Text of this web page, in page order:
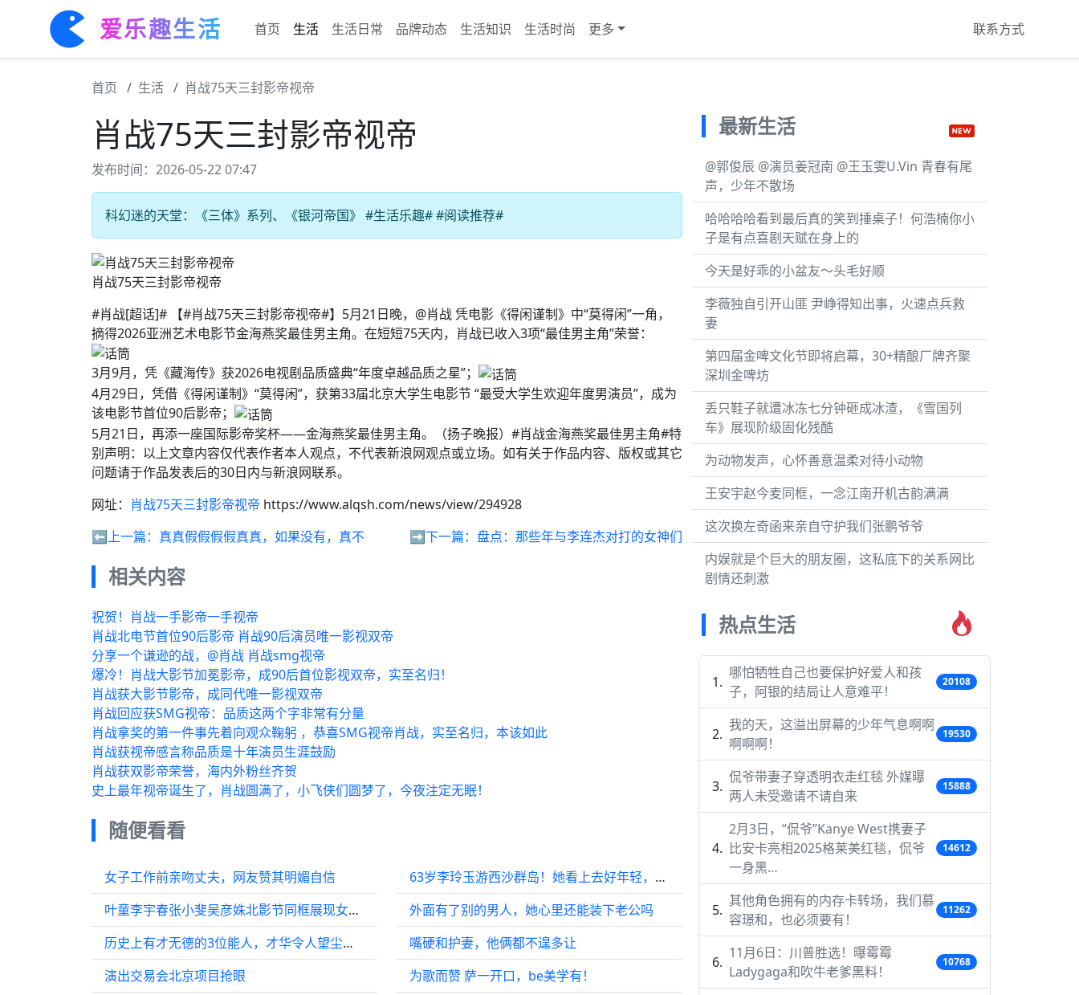
爱乐趣生活 首页 生活 生活日常 品牌动态 生活知识 生活时尚 更多 联系方式
首页 生活 肖战75天三封影帝视帝
肖战75天三封影帝视帝
发布时间：2026-05-22 07:47
科幻迷的天堂：《三体》系列、《银河帝国》 #生活乐趣# #阅读推荐#
肖战75天三封影帝视帝
#肖战[超话]# 【#肖战75天三封影帝视帝#】5月21日晚，@肖战 凭电影《得闲谨制》中“莫得闲”一角，
摘得2026亚洲艺术电影节金海燕奖最佳男主角。在短短75天内，肖战已收入3项“最佳男主角”荣誉：
3月9月，凭《藏海传》获2026电视剧品质盛典“年度卓越品质之星”；
4月29日，凭借《得闲谨制》“莫得闲”，获第33届北京大学生电影节 “最受大学生欢迎年度男演员”，成为
该电影节首位90后影帝；
5月21日，再添一座国际影帝奖杯——金海燕奖最佳男主角。（扬子晚报）#肖战金海燕奖最佳男主角#特
别声明：以上文章内容仅代表作者本人观点，不代表新浪网观点或立场。如有关于作品内容、版权或其它
问题请于作品发表后的30日内与新浪网联系。
网址： 肖战75天三封影帝视帝 https://www.alqsh.com/news/view/294928
⬅️上一篇： 真真假假假假真真，如果没有，真不 ➡️下一篇： 盘点：那些年与李连杰对打的女神们
相关内容
祝贺！肖战一手影帝一手视帝
肖战北电节首位90后影帝 肖战90后演员唯一影视双帝
分享一个谦逊的战，@肖战 肖战smg视帝
爆冷！肖战大影节加冕影帝，成90后首位影视双帝，实至名归！
肖战获大影节影帝，成同代唯一影视双帝
肖战回应获SMG视帝：品质这两个字非常有分量
肖战拿奖的第一件事先着向观众鞠躬 ​，恭喜SMG视帝肖战，实至名归，本该如此
肖战获视帝感言称品质是十年演员生涯鼓励
肖战获双影帝荣誉，海内外粉丝齐贺
史上最年视帝诞生了，肖战圆满了，小飞侠们圆梦了，今夜注定无眠！
随便看看
女子工作前亲吻丈夫，网友赞其明媚自信
叶童李宇春张小斐吴彦姝北影节同框展现女性力量
历史上有才无德的3位能人，才华令人望尘莫及，但人品不值一提！
演出交易会北京项目抢眼
63岁李玲玉游西沙群岛！她看上去好年轻，以后不帮儿子儿媳带宝宝
外面有了别的男人，她心里还能装下老公吗
嘴硬和护妻，他俩都不遑多让
为歌而赞 萨一开口，be美学有！
最新生活
@郭俊辰 @演员姜冠南 @王玉雯U.Vin 青春有尾
声，少年不散场
哈哈哈哈看到最后真的笑到捶桌子！何浩楠你小
子是有点喜剧天赋在身上的
今天是好乖的小盆友～头毛好顺
李薇独自引开山匪 尹峥得知出事，火速点兵救
妻
第四届金啤文化节即将启幕，30+精酿厂牌齐聚
深圳金啤坊
丢只鞋子就遭冰冻七分钟砸成冰渣，《雪国列
车》展现阶级固化残酷
为动物发声，心怀善意温柔对待小动物
王安宇赵今麦同框，一念江南开机古韵满满
这次换左奇函来亲自守护我们张鹏爷爷
内娱就是个巨大的朋友圈，这私底下的关系网比
剧情还刺激
热点生活
哪怕牺牲自己也要保护好爱人和孩
子，阿银的结局让人意难平！
20108
我的天，这溢出屏幕的少年气息啊啊
啊啊啊！
19530
侃爷带妻子穿透明衣走红毯 外媒曝
两人未受邀请不请自来
15888
2月3日，“侃爷”Kanye West携妻子
比安卡亮相2025格莱美红毯，侃爷
一身黑…
14612
其他角色拥有的内存卡转场，我们慕
容璟和，也必须要有！
11262
11月6日：川普胜选！曝霉霉
Ladygaga和吹牛老爹黑料！
10768